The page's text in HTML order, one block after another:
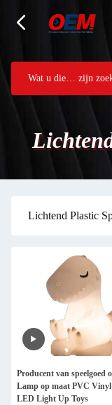
Lichtend Plastic
Producent van speelgoed
Lamp op maat PVC
LED Light Up Toys